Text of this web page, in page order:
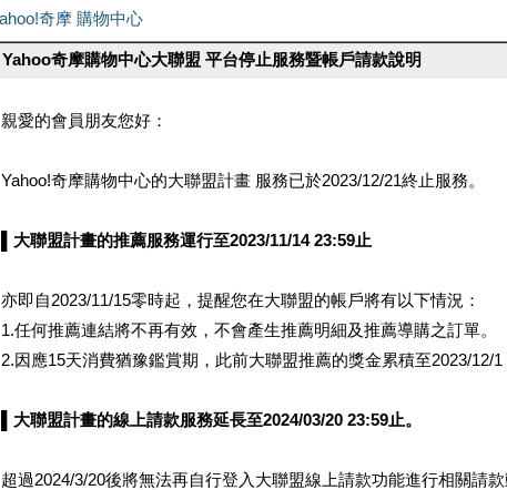
Yahoo奇摩購物中心大聯盟 平台停止服務暨帳戶請款說明
親愛的會員朋友您好：
Yahoo!奇摩購物中心的大聯盟計畫 服務已於2023/12/21終止服務。
▌大聯盟計畫的推薦服務運行至2023/11/14 23:59止
亦即自2023/11/15零時起，提醒您在大聯盟的帳戶將有以下情況：
1.任何推薦連結將不再有效，不會產生推薦明細及推薦導購之訂單。
2.因應15天消費猶豫鑑賞期，此前大聯盟推薦的獎金累積至2023/12/1
▌大聯盟計畫的線上請款服務延長至2024/03/20 23:59止。
超過2024/3/20後將無法再自行登入大聯盟線上請款功能進行相關請